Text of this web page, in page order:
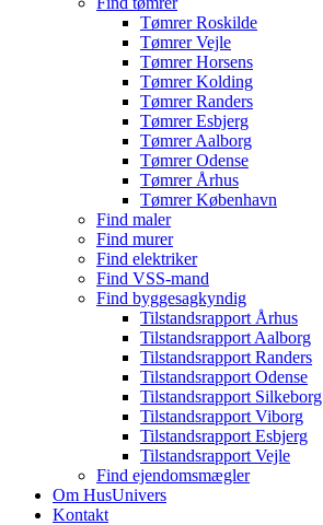
Tømrer Roskilde
Tømrer Vejle
Tømrer Horsens
Tømrer Kolding
Tømrer Randers
Tømrer Esbjerg
Tømrer Aalborg
Tømrer Odense
Tømrer Århus
Tømrer København
Find maler
Find murer
Find elektriker
Find VSS-mand
Find byggesagkyndig
Tilstandsrapport Århus
Tilstandsrapport Aalborg
Tilstandsrapport Randers
Tilstandsrapport Odense
Tilstandsrapport Silkeborg
Tilstandsrapport Viborg
Tilstandsrapport Esbjerg
Tilstandsrapport Vejle
Find ejendomsmægler
Om HusUnivers
Kontakt